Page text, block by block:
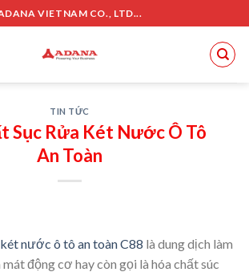
VIETNAM CO., LTD...
TIN TỨC
Sục Rửa Két Nước Ô Tô
An Toàn
nước ô tô an toàn C88 là dung dịch làm
động cơ hay còn gọi là hóa chất súc